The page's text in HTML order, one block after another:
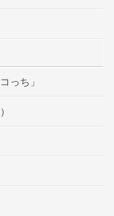
っち」